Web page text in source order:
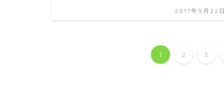
2017年9月22日
1 2 3